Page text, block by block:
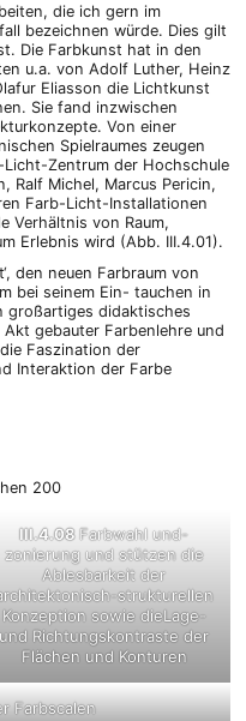
die ich gern im
bezeichnen würde. Dies gilt
Die Farbkunst hat in den
u.a. von Adolf Luther, Heinz
Eliasson die Lichtkunst
Sie fand inzwischen
Von einer
Spielraumes zeugen
Zentrum der Hochschule
Ralf Michel, Marcus Pericin,
Farb-Licht-Installationen
Verhältnis von Raum,
Erlebnis wird (Abb. III.4.01).
den neuen Farbraum von
bei seinem Ein- tauchen in
großartiges didaktisches
gebauter Farbenlehre und
Faszination der
Interaktion der Farbe
200
III.4.08Farbwahl und-
zonierung und stützen die
Ablesbarkeit der
strukturellen
Konzeption sowie dieLage-
und Richtungskontraste der
Flächen und Konturen
Farbscalen